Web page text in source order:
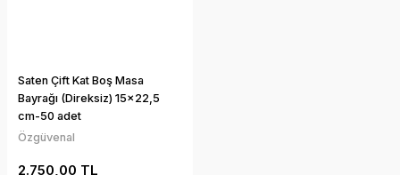
Saten Çift Kat Boş Masa
Bayrağı (Direksiz) 15x22,5
cm-50 adet
Özgüvenal
2.750,00 TL